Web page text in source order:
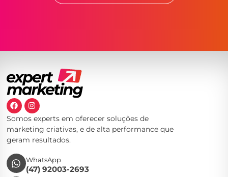
Somos experts em oferecer soluções de
marketing criativas, e de alta performance que
geram resultados.
WhatsApp
(47) 92003-2693